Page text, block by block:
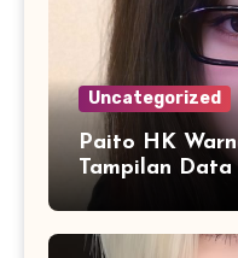
Uncategorized
Paito HK
Tampilan
Dipahami dan